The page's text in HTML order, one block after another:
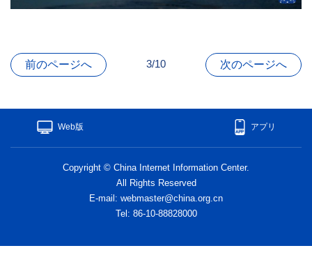
前のページへ 3/10 次のページへ
Web版 アプリ
Copyright © China Internet Information Center.
All Rights Reserved
E-mail: webmaster@china.org.cn
Tel: 86-10-88828000